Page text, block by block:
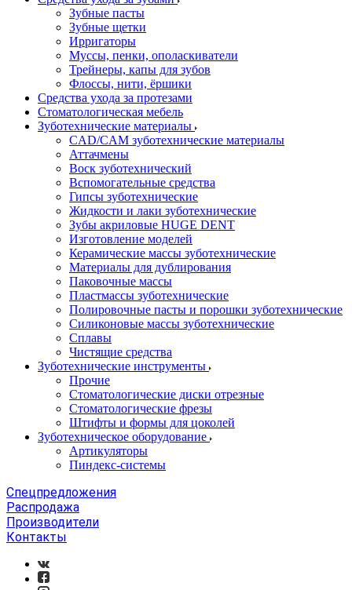
Зубные пасты
Зубные щетки
Ирригаторы
Муссы, пенки, ополаскиватели
Трейнеры, капы для зубов
Флоссы, нити, ёршики
Средства ухода за протезами
Стоматологическая мебель
Зуботехнические материалы
CAD/CAM зуботехнические материалы
Аттачмены
Воск зуботехнический
Вспомогательные средства
Гипсы зуботехнические
Жидкости и лаки зуботехнические
Зубы акриловые HUGE DENT
Изготовление моделей
Керамические массы зуботехнические
Материалы для дублирования
Паковочные массы
Пластмассы зуботехнические
Полировочные пасты и порошки зуботехнические
Силиконовые массы зуботехнические
Сплавы
Чистящие средства
Зуботехнические инструменты
Прочие
Стоматологические диски отрезные
Стоматологические фрезы
Штифты и формы для цоколей
Зуботехническое оборудование
Артикуляторы
Пиндекс-системы
Спецпредложения
Распродажа
Производители
Контакты